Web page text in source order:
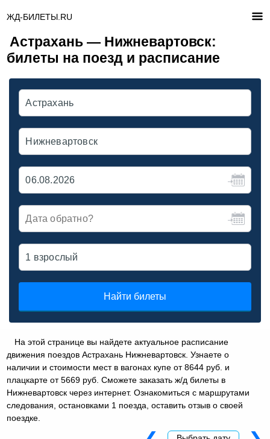
ЖД-БИЛЕТЫ.RU
Астрахань — Нижневартовск:
билеты на поезд и расписание
Найти билеты
На этой странице вы найдете актуальное расписание
движения поездов Астрахань Нижневартовск. Узнаете о
наличии и стоимости мест в вагонах купе от 8644 руб. и
плацкарте от 5669 руб. Сможете заказать ж/д билеты в
Нижневартовск через интернет. Ознакомиться с маршрутами
следования, остановками 1 поезда, оставить отзыв о своей
поездке.